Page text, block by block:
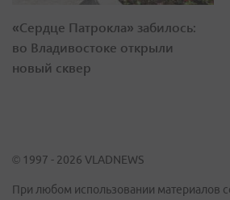
«Сердце Патрокла» забилось:
во Владивостоке открыли
новый сквер
© 1997 - 2026 VLADNEWS
При любом использовании материалов